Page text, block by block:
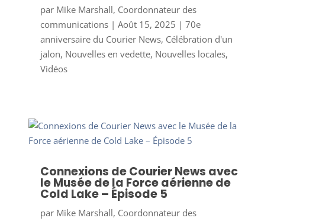
par Mike Marshall, Coordonnateur des
communications| Août 15, 2025 | 70e
anniversaire du Courier News, Célébration d'un
jalon, Nouvelles en vedette, Nouvelles locales,
Vidéos
Connexions de Courier News avec
le Musée de la Force aérienne de
Cold Lake – Épisode 5
par Mike Marshall, Coordonnateur des